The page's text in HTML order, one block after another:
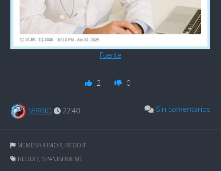
Fuente
2 0
SERGIO 22:40 Sin comentarios
MEMES/HUMOR, REDDIT
REDDIT, SPANISHMEME